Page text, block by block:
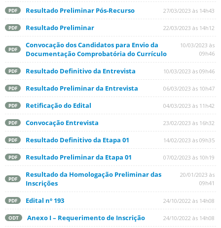
PDF Resultado Preliminar Pós-Recurso 27/03/2023 às 14h43
PDF Resultado Preliminar 22/03/2023 às 14h12
PDF
Convocação dos Candidatos para Envio da
Documentação Comprobatória do Currículo
10/03/2023 às
09h46
PDF Resultado Definitivo da Entrevista 10/03/2023 às 09h46
PDF Resultado Preliminar da Entrevista 06/03/2023 às 10h47
PDF Retificação do Edital 04/03/2023 às 11h42
PDF Convocação Entrevista 23/02/2023 às 16h32
PDF Resultado Definitivo da Etapa 01 14/02/2023 às 09h35
PDF Resultado Preliminar da Etapa 01 07/02/2023 às 10h19
PDF
Resultado da Homologação Preliminar das
Inscrições
20/01/2023 às
09h41
PDF Edital nº 193 24/10/2022 às 14h08
ODT Anexo I – Requerimento de Inscrição 24/10/2022 às 14h08